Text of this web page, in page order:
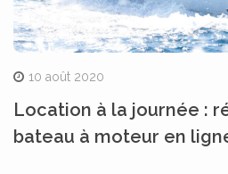
10 août 2020
Location à la journée :
bateau à moteur en